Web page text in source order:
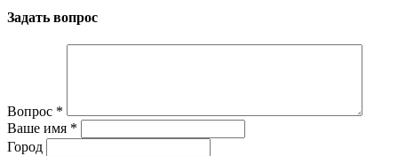
Задать вопрос
Вопрос *
Ваше имя *
Город